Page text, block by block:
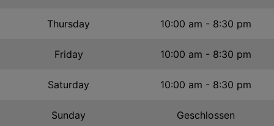
Thursday 10:00 am - 8:30 pm
Friday 10:00 am - 8:30 pm
Saturday 10:00 am - 8:30 pm
Sunday Geschlossen